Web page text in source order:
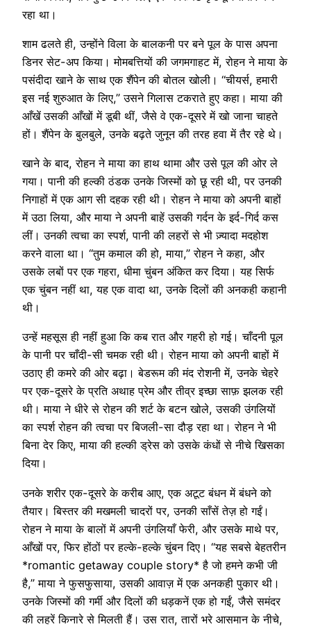
रहा था।
शाम ढलते ही, उन्होंने विला के बालकनी पर बने पूल के पास अपना
डिनर सेट-अप किया। मोमबत्तियों की जगमगाहट में, रोहन ने माया के
पसंदीदा खाने के साथ एक शैंपेन की बोतल खोली। “चीयर्स, हमारी
इस नई शुरुआत के लिए,” उसने गिलास टकराते हुए कहा। माया की
आँखें उसकी आँखों में डूबी थीं, जैसे वे एक-दूसरे में खो जाना चाहते
हों। शैंपेन के बुलबुले, उनके बढ़ते जुनून की तरह हवा में तैर रहे थे।
खाने के बाद, रोहन ने माया का हाथ थामा और उसे पूल की ओर ले
गया। पानी की हल्की ठंडक उनके जिस्मों को छू रही थी, पर उनकी
निगाहों में एक आग सी दहक रही थी। रोहन ने माया को अपनी बाहों
में उठा लिया, और माया ने अपनी बाहें उसकी गर्दन के इर्द-गिर्द कस
लीं। उनकी त्वचा का स्पर्श, पानी की लहरों से भी ज़्यादा मदहोश
करने वाला था। “तुम कमाल की हो, माया,” रोहन ने कहा, और
उसके लबों पर एक गहरा, धीमा चुंबन अंकित कर दिया। यह सिर्फ
एक चुंबन नहीं था, यह एक वादा था, उनके दिलों की अनकही कहानी
थी।
उन्हें महसूस ही नहीं हुआ कि कब रात और गहरी हो गई। चाँदनी पूल
के पानी पर चाँदी-सी चमक रही थी। रोहन माया को अपनी बाहों में
उठाए ही कमरे की ओर बढ़ा। बेडरूम की मंद रोशनी में, उनके चेहरे
पर एक-दूसरे के प्रति अथाह प्रेम और तीव्र इच्छा साफ़ झलक रही
थी। माया ने धीरे से रोहन की शर्ट के बटन खोले, उसकी उंगलियों
का स्पर्श रोहन की त्वचा पर बिजली-सा दौड़ रहा था। रोहन ने भी
बिना देर किए, माया की हल्की ड्रेस को उसके कंधों से नीचे खिसका
दिया।
उनके शरीर एक-दूसरे के करीब आए, एक अटूट बंधन में बंधने को
तैयार। बिस्तर की मखमली चादरों पर, उनकी साँसें तेज़ हो गईं।
रोहन ने माया के बालों में अपनी उंगलियाँ फेरी, और उसके माथे पर,
आँखों पर, फिर होंठों पर हल्के-हल्के चुंबन दिए। “यह सबसे बेहतरीन
*romantic getaway couple story* है जो हमने कभी जी
है,” माया ने फुसफुसाया, उसकी आवाज़ में एक अनकही पुकार थी।
उनके जिस्मों की गर्मी और दिलों की धड़कनें एक हो गईं, जैसे समंदर
की लहरें किनारे से मिलती हैं। उस रात, तारों भरे आसमान के नीचे,